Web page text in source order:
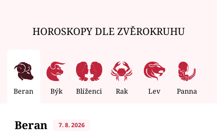
HOROSKOPY DLE ZVĚROKRUHU
Beran Býk Blíženci Rak Lev Panna
Beran 7. 8. 2026